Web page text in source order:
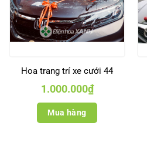
Hoa trang trí xe cưới 44
1.000.000₫
Mua hàng